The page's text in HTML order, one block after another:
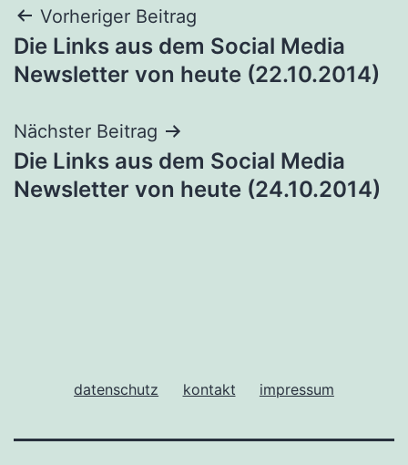
Beitragsnavigation
Vorheriger Beitrag
Die Links aus dem Social Media
Newsletter von heute (22.10.2014)
Nächster Beitrag
Die Links aus dem Social Media
Newsletter von heute (24.10.2014)
datenschutz kontakt impressum